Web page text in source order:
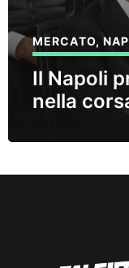
MERCATO,
Il Napoli
nella